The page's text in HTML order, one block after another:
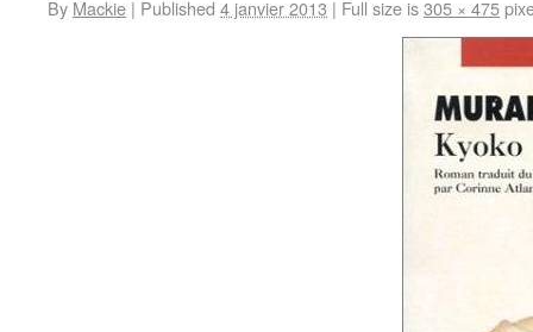
By Mackie | Published 4 janvier 2013 | Full size is305 × 475